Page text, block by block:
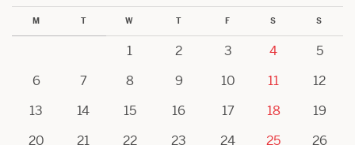
M T W T F S S
1 2 3 4
5
6
7 8 9 10 11
12
13
14 15 16 17 18
19
20
21 22 23 24 25
26